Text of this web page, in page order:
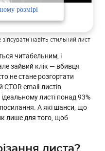
навіть стильний лист
читабельним, і
зайвий клік — вбивця
не стане розгортати
CTOR email-листів
листі понад 93%
А які шанси, що
лише для того, щоб
листа?